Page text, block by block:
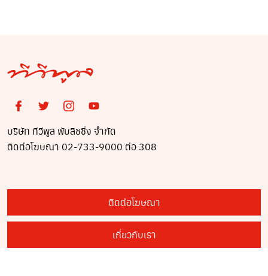
บริษัท ทีวีพูล พับลิชชิ่ง จำกัด
ติดต่อโฆษณา 02-733-9000 ต่อ 308
ติดต่อโฆษณา
เกี่ยวกับเรา